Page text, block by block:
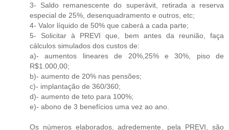
3- Saldo remanescente do superávit, retirada a reserva
especial de 25%, desenquadramento e outros, etc;
4- Valor líquido de 50% que caberá a cada parte;
5- Solicitar à PREVI que, bem antes da reunião, faça
cálculos simulados dos custos de:
a)- aumentos lineares de 20%,25% e 30%, piso de
R$1.000,00;
b)- aumento de 20% nas pensões;
c)- implantação de 360/360;
d)- aumento de teto para 100%;
e)- abono de 3 benefícios uma vez ao ano.
Os números elaborados, adredemente, pela PREVI, são